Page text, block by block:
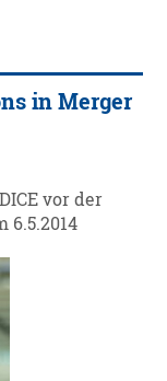
in Merger
vor der